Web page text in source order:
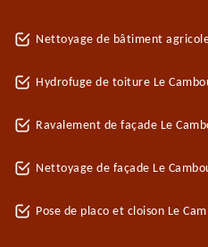
Nettoyage de bâtiment
Hydrofuge de toiture Le
Ravalement de façade Le
Nettoyage de façade Le
Pose de placo et cloison Le